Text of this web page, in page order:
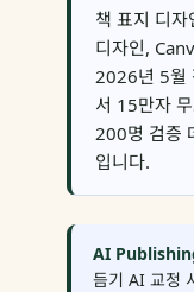
책 표지 디
디자인,
2026년 5월
서 15만자
200명 검증
입니다.
AI
듬기 AI 교정